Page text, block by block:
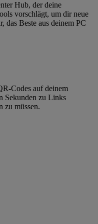
Hub, der deine
vorschlägt, um dir neue
Beste aus deinem PC
Codes auf deinem
Sekunden zu Links
zu müssen.